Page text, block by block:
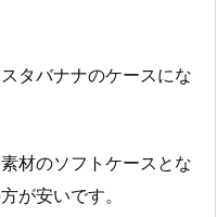
タバナナのケースにな
材のソフトケースとな
が安いです。